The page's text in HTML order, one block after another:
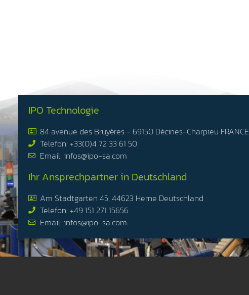
IPO Technologie
84 avenue des Bruyères - 69150 Décines-Charpieu FRANCE
Telefon: +33(0)4 72 33 61 50
Email: infos@ipo-sa.com
Ihr Ansprechpartner in Deutschland
Am Stadtgarten 45, 44623 Herne Deutschland
Telefon: +49 151 271 15656
Email: infos@ipo-sa.com